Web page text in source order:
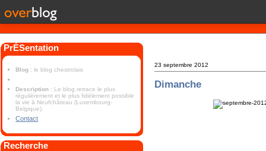
PrÉSentation
Blog : le blog chestrolais
Description : Le blog retrace le plus
régulièrement et le plus fidèlement possible
la vie à Neufchâteau (Luxembourg-
Belgique).
Contact
Recherche
23 septembre 2012
Dimanche